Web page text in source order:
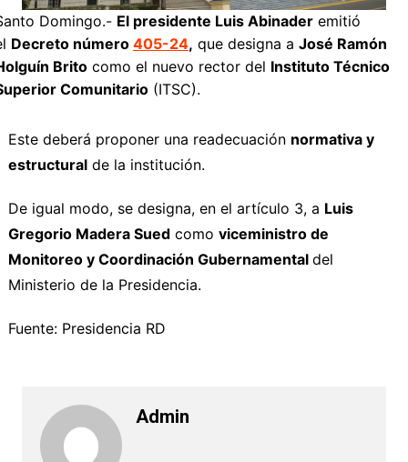
Domingo.- El presidente Luis Abinaderemitió
Decreto número 405-24, que designa a José Ramón
Britocomo el nuevo rector del Instituto Técnico
Comunitario(ITSC).
Este deberá proponer una readecuación normativa y
estructuralde la institución.
De igual modo, se designa, en el artículo 3, a Luis
Gregorio Madera Suedcomo viceministro de
Monitoreo y Coordinación Gubernamental del
Ministerio de la Presidencia.
Fuente: Presidencia RD
Admin